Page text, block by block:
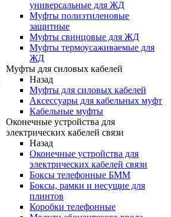
универсальные для ЖД
Муфты полиэтиленовые
защитные
Муфты свинцовые для ЖД
Муфты термоусаживаемые для
ЖД
Муфты для силовых кабелей
Назад
Муфты для силовых кабелей
Аксессуары для кабельных муфт
Кабельные муфты
Оконечные устройства для
электрических кабелей связи
Назад
Оконечные устройства для
электрических кабелей связи
Боксы телефонные БММ
Боксы, рамки и несущие для
плинтов
Коробки телефонные